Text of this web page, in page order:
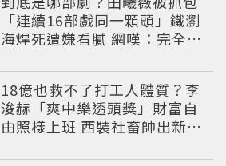
「連續16部戲同一顆頭」鐵瀏
海焊死遭嫌看膩 網嘆：完全分
18億也救不了打工人體質？李
浚赫「爽中樂透頭獎」財富自
由照樣上班 西裝社畜帥出新高